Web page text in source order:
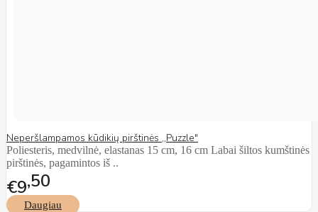
Neperšlampamos kūdikių pirštinės ,,Puzzle"
Poliesteris, medvilnė, elastanas 15 cm, 16 cm Labai šiltos kumštinės
pirštinės, pagamintos iš ..
€9 50
Daugiau